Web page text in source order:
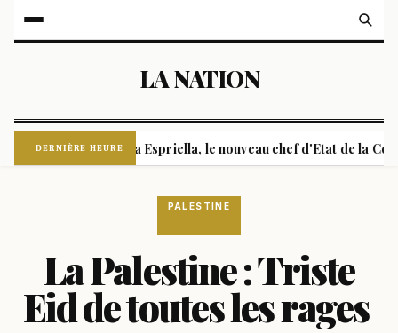
LA NATION
DERNIÈRE HEURE
Abelardo de la Espriella, le nouveau chef d'Etat de la Colombie
PALESTINE
La Palestine : Triste
Eid de toutes les rages